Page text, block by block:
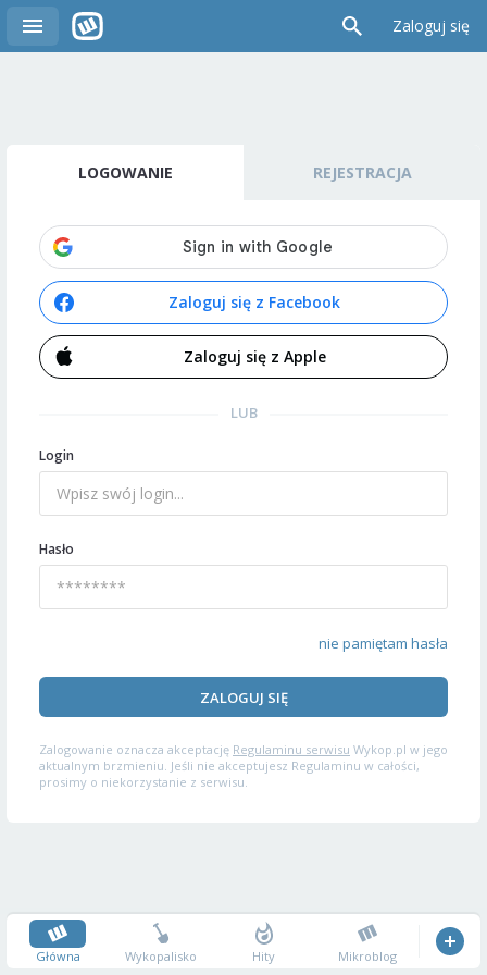
Zaloguj się
LOGOWANIE REJESTRACJA
Zaloguj się z Facebook
Zaloguj się z Apple
LUB
Login
Hasło
nie pamiętam hasła
ZALOGUJ SIĘ
Zalogowanie oznacza akceptację Regulaminu serwisu Wykop.pl w jego
aktualnym brzmieniu. Jeśli nie akceptujesz Regulaminu w całości,
prosimy o niekorzystanie z serwisu.
Główna Wykopalisko Hity Mikroblog